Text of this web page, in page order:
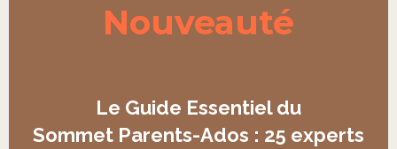
Nouveauté
Le Guide Essentiel du
Sommet Parents-Ados : 25 experts